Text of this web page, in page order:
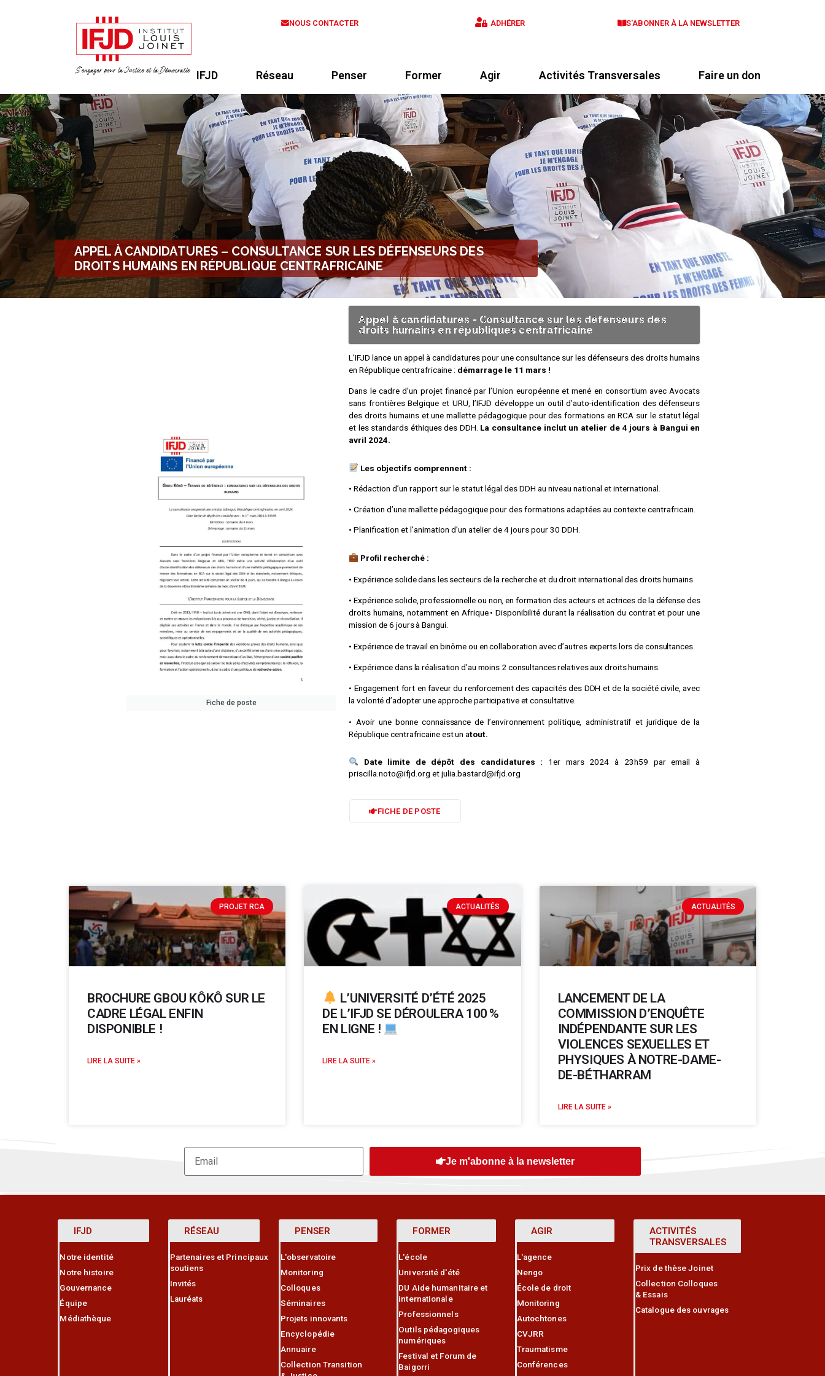
NOUS CONTACTER ADHÉRER S'ABONNER À LA NEWSLETTER
IFJD Réseau Penser Former Agir Activités Transversales Faire un don
APPEL À CANDIDATURES – CONSULTANCE SUR LES DÉFENSEURS DES
DROITS HUMAINS EN RÉPUBLIQUE CENTRAFRICAINE
Fiche de poste
Appel à candidatures - Consultance sur les défenseurs des
droits humains en républiques centrafricaine
L’IFJD lance un appel à candidatures pour une consultance sur les défenseurs des droits humains
en République centrafricaine : démarrage le 11 mars !
Dans le cadre d’un projet financé par l’Union européenne et mené en consortium avec Avocats
sans frontières Belgique et URU, l’IFJD développe un outil d’auto-identification des défenseurs
des droits humains et une mallette pédagogique pour des formations en RCA sur le statut légal
et les standards éthiques des DDH. La consultance inclut un atelier de 4 jours à Bangui en
avril 2024.
Les objectifs comprennent :
•Rédaction d’un rapport sur le statut légal des DDH au niveau national et international.
• Création d’une mallette pédagogique pour des formations adaptées au contexte centrafricain.
• Planification et l’animation d’un atelier de 4 jours pour 30 DDH.
Profil recherché :
•Expérience solide dans les secteurs de la recherche et du droit international des droits humains
• Expérience solide, professionnelle ou non, en formation des acteurs et actrices de la défense des
droits humains, notamment en Afrique.• Disponibilité durant la réalisation du contrat et pour une
mission de 6 jours à Bangui.
• Expérience de travail en binôme ou en collaboration avec d’autres experts lors de consultances.
• Expérience dans la réalisation d’au moins 2 consultances relatives aux droits humains.
• Engagement fort en faveur du renforcement des capacités des DDH et de la société civile, avec
la volonté d’adopter une approche participative et consultative.
• Avoir une bonne connaissance de l’environnement politique, administratif et juridique de la
République centrafricaine est un atout.
Date limite de dépôt des candidatures : 1er mars 2024 à 23h59 par email à
priscilla.noto@ifjd.org etjulia.bastard@ifjd.org
FICHE DE POSTE
PROJET RCA
BROCHURE GBOU KÔKÔ SUR LE
CADRE LÉGAL ENFIN
DISPONIBLE !
LIRE LA SUITE »
ACTUALITÉS
L’UNIVERSITÉ D’ÉTÉ 2025
DE L’IFJD SE DÉROULERA 100 %
EN LIGNE !
LIRE LA SUITE »
ACTUALITÉS
LANCEMENT DE LA
COMMISSION D’ENQUÊTE
INDÉPENDANTE SUR LES
VIOLENCES SEXUELLES ET
PHYSIQUES À NOTRE-DAME-
DE-BÉTHARRAM
LIRE LA SUITE »
Je m'abonne à la newsletter
IFJD
Notre identité
Notre histoire
Gouvernance
Équipe
Médiathèque
RÉSEAU
Partenaires et Principaux
soutiens
Invités
Lauréats
PENSER
L'observatoire
Monitoring
Colloques
Séminaires
Projets innovants
Encyclopédie
Annuaire
Collection Transition
FORMER
L'école
Université d'été
DU Aide humanitaire et
internationale
Professionnels
Outils pédagogiques
numériques
Festival et Forum de
Baigorri
AGIR
L'agence
Nengo
École de droit
Monitoring
Autochtones
CVJRR
Traumatisme
Conférences
ACTIVITÉS
TRANSVERSALES
Prix de thèse Joinet
Collection Colloques
& Essais
Catalogue des ouvrages